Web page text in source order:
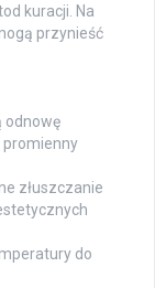
kuracji. Na
przynieść
odnowę
promienny
złuszczanie
do